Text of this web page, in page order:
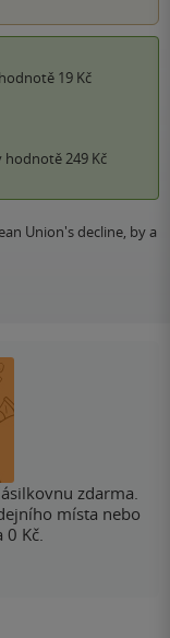
19 Kč
hodnotě 249 Kč
Union's decline, by a
zdarma.
místa nebo
0 Kč.